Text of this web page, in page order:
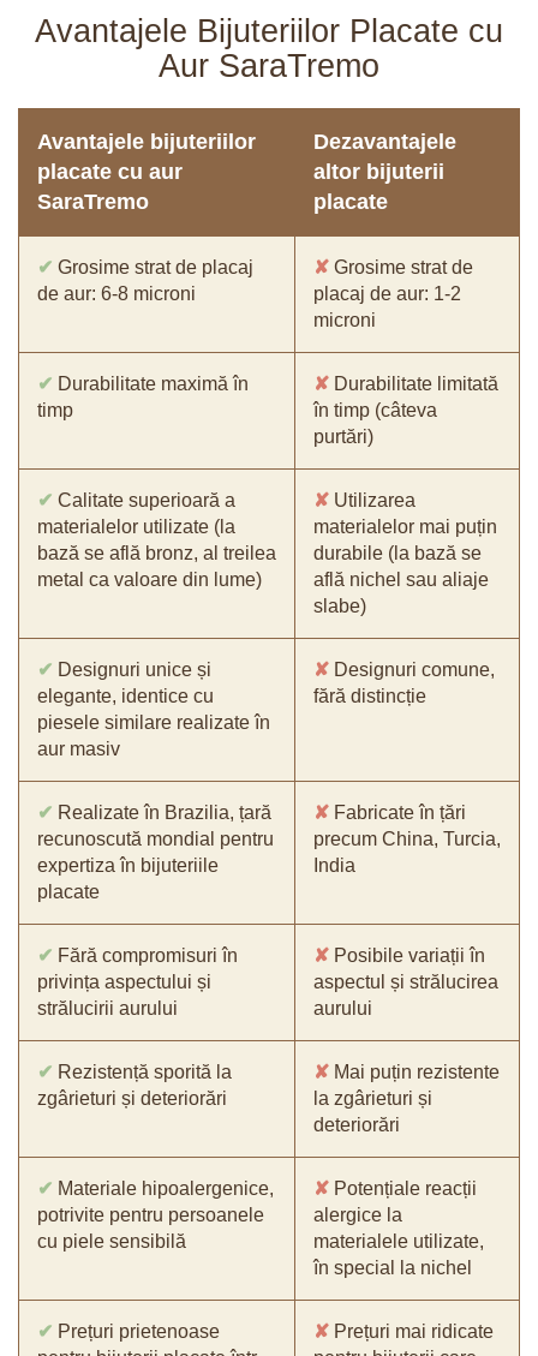
Avantajele Bijuteriilor Placate cu
Aur SaraTremo
Avantajele bijuteriilor
placate cu aur
SaraTremo
Dezavantajele
altor bijuterii
placate
✔ Grosime strat de placaj
de aur: 6-8 microni
✘ Grosime strat de
placaj de aur: 1-2
microni
✔ Durabilitate maximă în
timp
✘ Durabilitate limitată
în timp (câteva
purtări)
✔ Calitate superioară a
materialelor utilizate (la
bază se află bronz, al treilea
metal ca valoare din lume)
✘ Utilizarea
materialelor mai puțin
durabile (la bază se
află nichel sau aliaje
slabe)
✔ Designuri unice și
elegante, identice cu
piesele similare realizate în
aur masiv
✘ Designuri comune,
fără distincție
✔ Realizate în Brazilia, țară
recunoscută mondial pentru
expertiza în bijuteriile
placate
✘ Fabricate în țări
precum China, Turcia,
India
✔ Fără compromisuri în
privința aspectului și
strălucirii aurului
✘ Posibile variații în
aspectul și strălucirea
aurului
✔ Rezistență sporită la
zgârieturi și deteriorări
✘ Mai puțin rezistente
la zgârieturi și
deteriorări
✔ Materiale hipoalergenice,
potrivite pentru persoanele
cu piele sensibilă
✘ Potențiale reacții
alergice la
materialele utilizate,
în special la nichel
✔ Prețuri prietenoase
✘ Prețuri mai ridicate